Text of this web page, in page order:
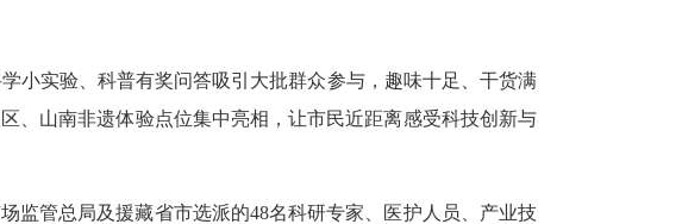
小实验、科普有奖问答吸引大批群众参与，趣味十足、干货满
、山南非遗体验点位集中亮相，让市民近距离感受科技创新与
监管总局及援藏省市选派的48名科研专家、医护人员、产业技